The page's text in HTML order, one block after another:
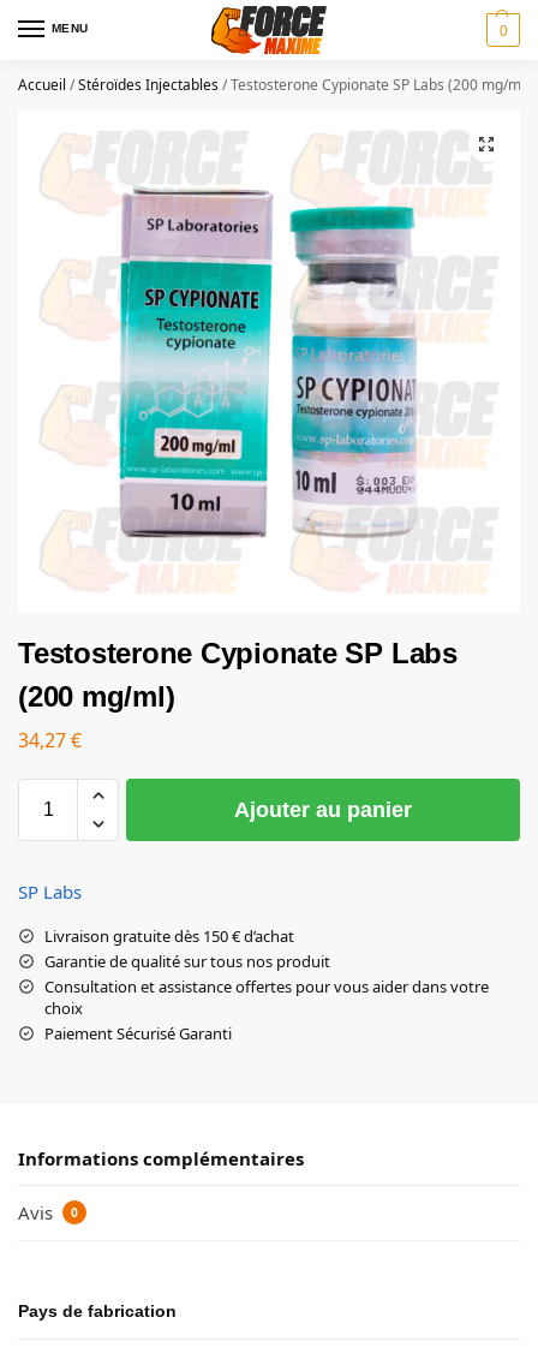
MENU 0
Accueil /Stéroïdes Injectables/Testosterone Cypionate SP Labs (200 mg/ml)
Testosterone Cypionate SP Labs
(200 mg/ml)
34,27€
Ajouter au panier
SP Labs
Livraison gratuite dès 150 € d’achat
Garantie de qualité sur tous nos produit
Consultation et assistance offertes pour vous aider dans votre
choix
Paiement Sécurisé Garanti
Informations complémentaires
Avis 0
Pays de fabrication